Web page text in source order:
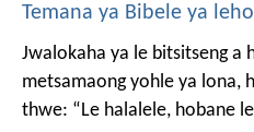
Temana ya Bibele ya
Jwalokaha ya le bitsitseng a
metsamaong yohle ya lona,
thwe: “Le halalele, hobane